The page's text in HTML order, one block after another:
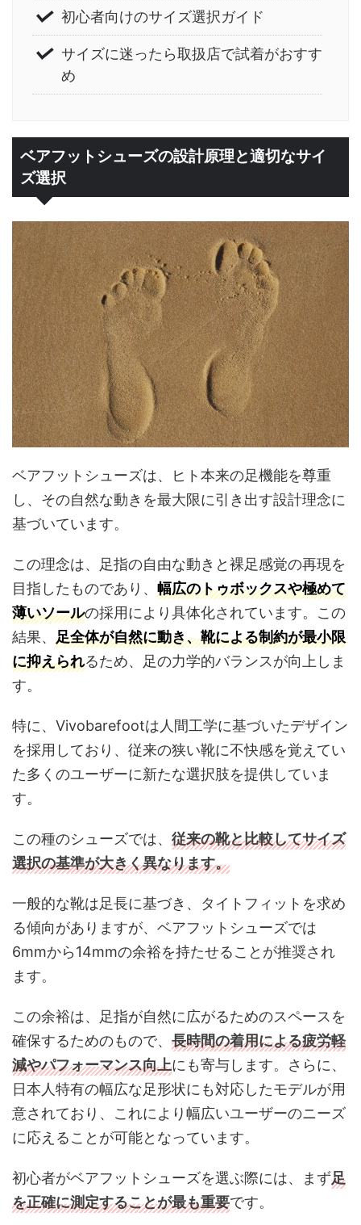
初心者向けのサイズ選択ガイド
サイズに迷ったら取扱店で試着がおすす
め
ベアフットシューズの設計原理と適切なサイ
ズ選択
ベアフットシューズは、ヒト本来の足機能を尊重
し、その自然な動きを最大限に引き出す設計理念に
基づいています。
この理念は、足指の自由な動きと裸足感覚の再現を
目指したものであり、 幅広のトゥボックスや極めて
薄いソールの採用により具体化されています。この
結果、 足全体が自然に動き、靴による制約が最小限
に抑えられるため、足の力学的バランスが向上しま
す。
特に、Vivobarefootは人間工学に基づいたデザイン
を採用しており、従来の狭い靴に不快感を覚えてい
た多くのユーザーに新たな選択肢を提供していま
す。
この種のシューズでは、 従来の靴と比較してサイズ
選択の基準が大きく異なります。
一般的な靴は足長に基づき、タイトフィットを求め
る傾向がありますが、ベアフットシューズでは
6mmから14mmの余裕を持たせることが推奨され
ます。
この余裕は、足指が自然に広がるためのスペースを
確保するためのもので、 長時間の着用による疲労軽
減やパフォーマンス向上にも寄与します。さらに、
日本人特有の幅広な足形状にも対応したモデルが用
意されており、これにより幅広いユーザーのニーズ
に応えることが可能となっています。
初心者がベアフットシューズを選ぶ際には、まず足
を正確に測定することが最も重要です。